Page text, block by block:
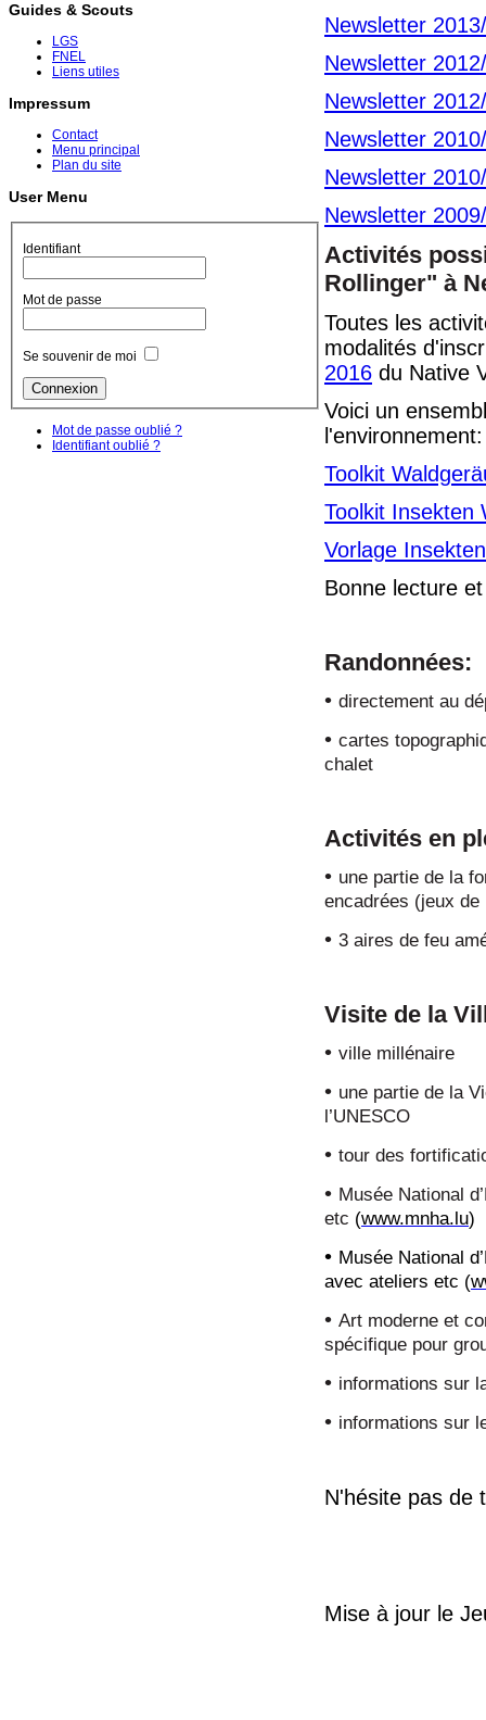
Guides & Scouts
LGS
FNEL
Liens utiles
Impressum
Contact
Menu principal
Plan du site
User Menu
Identifiant
Mot de passe
Se souvenir de moi
Mot de passe oublié ?
Identifiant oublié ?
Newsletter
Newsletter
Newsletter
Newsletter
Newsletter
Newsletter
Activités
Rollinger" à
Toutes les
modalités
2016 du Native
Voici un
l'environnement:
Toolkit
Toolkit Insekten
Vorlage
Bonne lecture
Randonnées:
• directement au
• cartes
chalet
Activités en
• une partie de la
encadrées (jeux
• 3 aires de feu
Visite de la
• ville millénaire
• une partie de la
l’UNESCO
• tour des
• Musée National
etc (www.mnha.lu)
• Musée National
avec ateliers etc (
• Art moderne et
spécifique pour
• informations sur
• informations sur
N'hésite pas de
Mise à jour le